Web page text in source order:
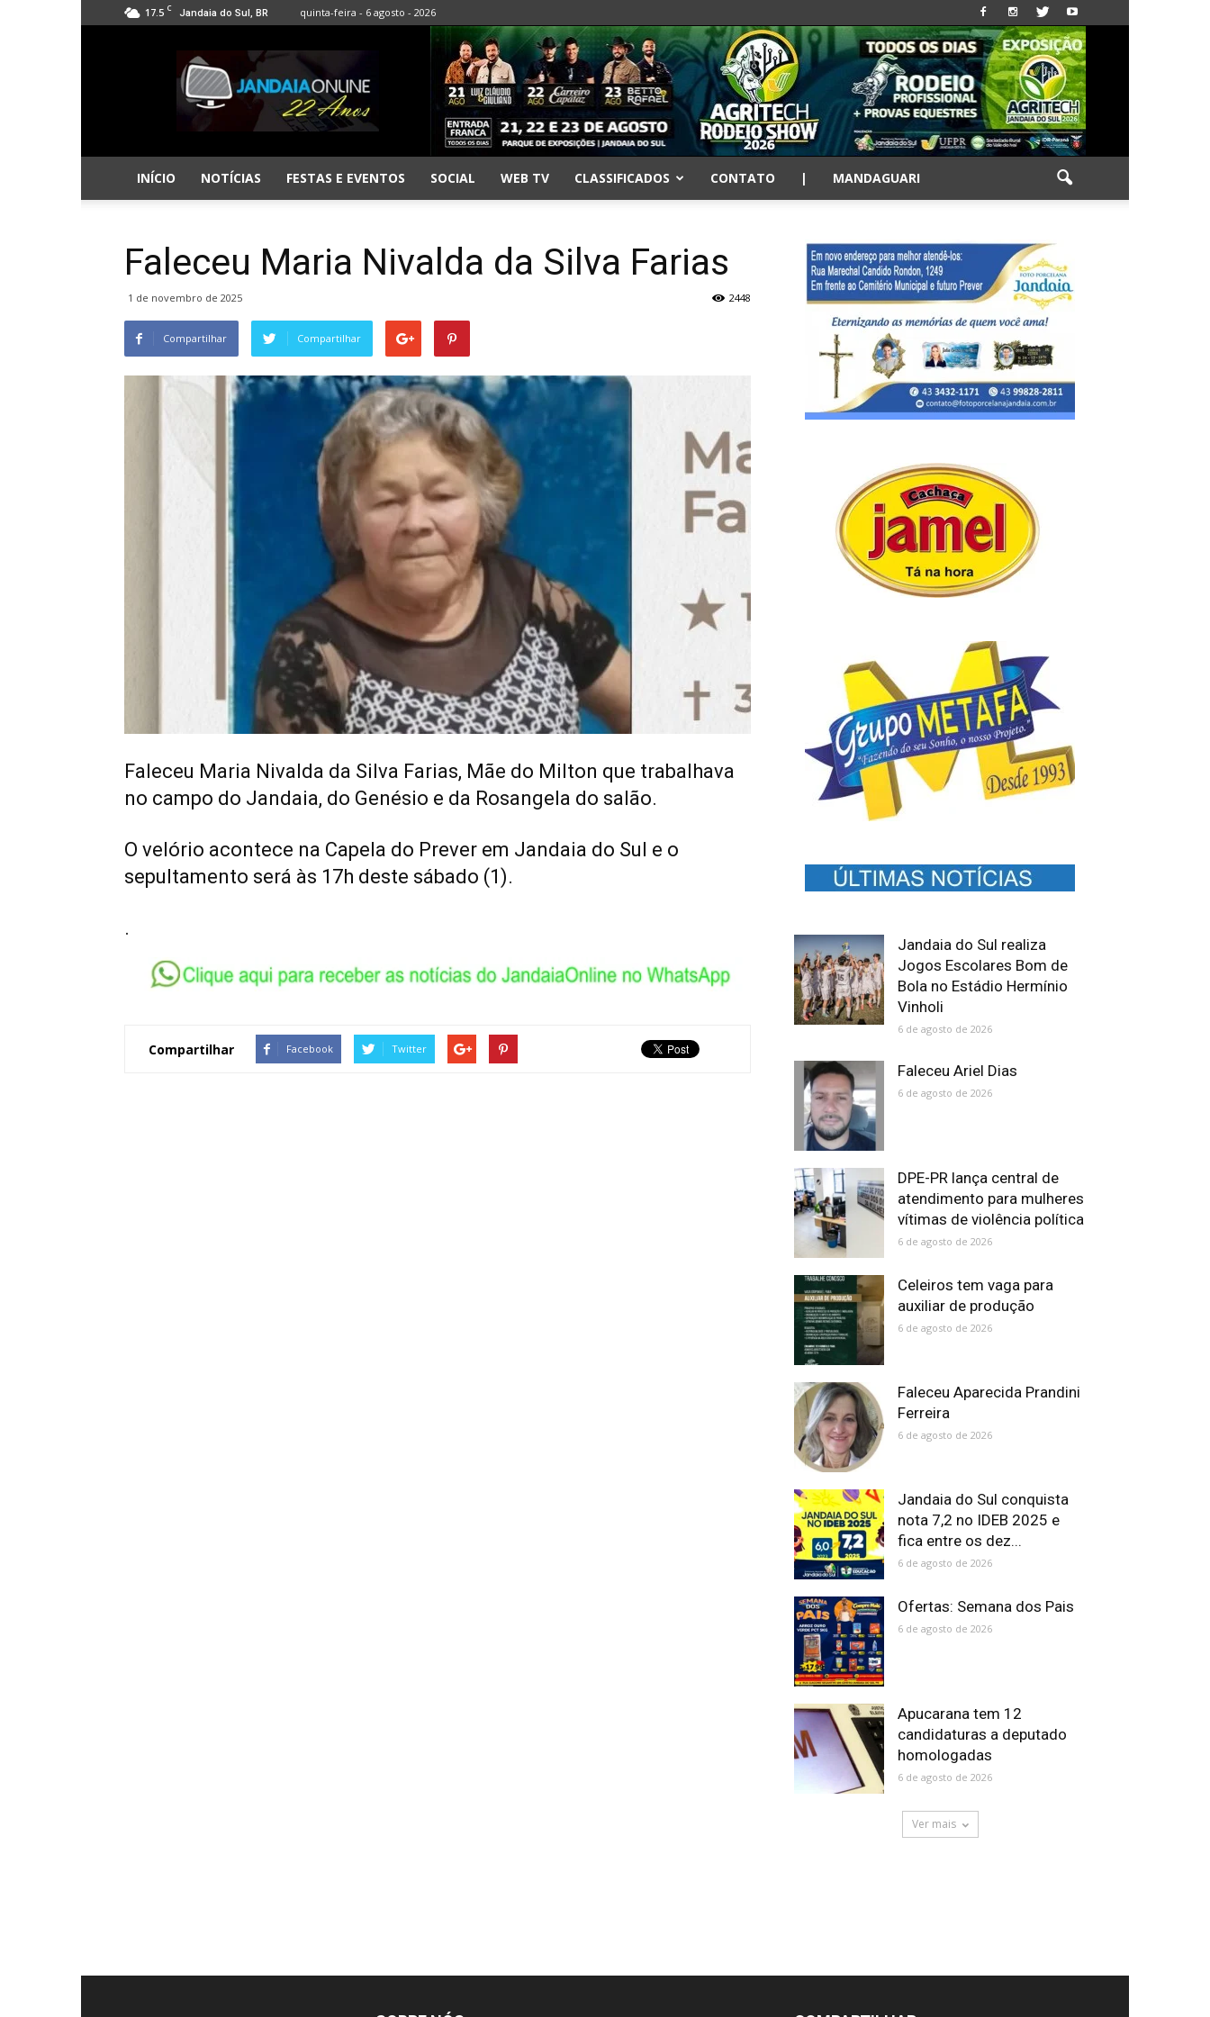
17.5 C Jandaia do Sul, BR quinta-feira - 6 agosto - 2026
Jandaia
Online
INÍCIO NOTÍCIAS FESTAS E EVENTOS SOCIAL WEB TV CLASSIFICADOS CONTATO | MANDAGUARI
Faleceu Maria Nivalda da Silva Farias
1 de novembro de 2025 2448
Compartilhar Compartilhar
Faleceu Maria Nivalda da Silva Farias, Mãe do Milton que trabalhava
no campo do Jandaia, do Genésio e da Rosangela do salão.
O velório acontece na Capela do Prever em Jandaia do Sul e o
sepultamento será às 17h deste sábado (1).
.
Compartilhar Facebook Twitter
Jandaia do Sul realiza
Jogos Escolares Bom de
Bola no Estádio Hermínio
Vinholi
6 de agosto de 2026
Faleceu Ariel Dias
6 de agosto de 2026
DPE-PR lança central de
atendimento para mulheres
vítimas de violência política
6 de agosto de 2026
Celeiros tem vaga para
auxiliar de produção
6 de agosto de 2026
Faleceu Aparecida Prandini
Ferreira
6 de agosto de 2026
Jandaia do Sul conquista
nota 7,2 no IDEB 2025 e
fica entre os dez...
6 de agosto de 2026
Ofertas: Semana dos Pais
6 de agosto de 2026
Apucarana tem 12
candidaturas a deputado
homologadas
6 de agosto de 2026
Ver mais